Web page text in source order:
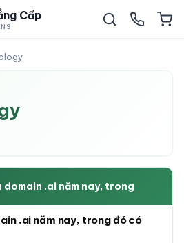
Cấp
domain .ai năm nay, trong
.ai năm nay, trong đó có